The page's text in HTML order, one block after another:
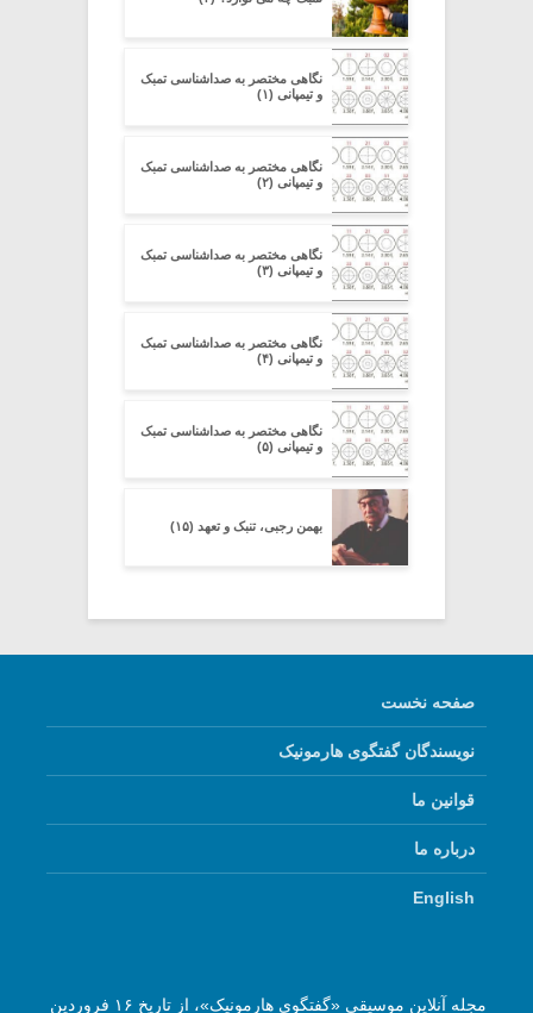
نگاهی مختصر به صداشناسی تمبک
و تیمپانی (۱)
نگاهی مختصر به صداشناسی تمبک
و تیمپانی (۲)
نگاهی مختصر به صداشناسی تمبک
و تیمپانی (۳)
نگاهی مختصر به صداشناسی تمبک
و تیمپانی (۴)
نگاهی مختصر به صداشناسی تمبک
و تیمپانی (۵)
بهمن رجبی، تنبک و تعهد (۱۵)
صفحه نخست
نویسندگان گفتگوی هارمونیک
قوانین ما
درباره ما
English
مجله آنلاین موسیقی «گفتگوی هارمونیک»، از تاریخ ۱۶ فروردین